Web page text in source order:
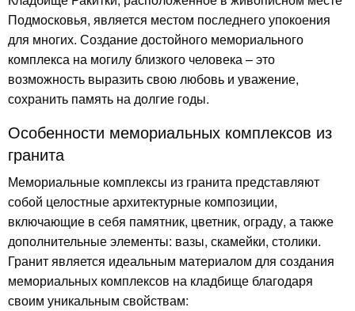
Подмосковья, является местом последнего упокоения
для многих. Создание достойного мемориального
комплекса на могилу близкого человека – это
возможность выразить свою любовь и уважение,
сохранить память на долгие годы.
Особенности мемориальных комплексов из
гранита
Мемориальные комплексы из гранита представляют
собой целостные архитектурные композиции,
включающие в себя памятник, цветник, ограду, а также
дополнительные элементы: вазы, скамейки, столики.
Гранит является идеальным материалом для создания
мемориальных комплексов на кладбище благодаря
своим уникальным свойствам: